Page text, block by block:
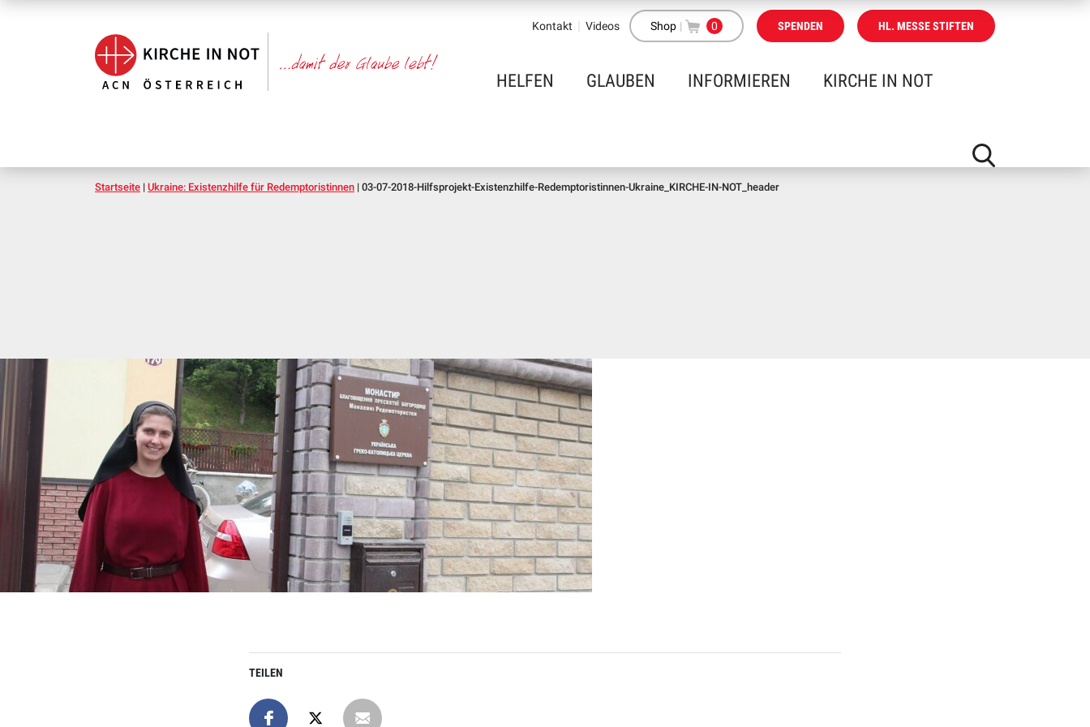
Kontakt Videos Shop | 0 SPENDEN HL. MESSE STIFTEN
HELFEN GLAUBEN INFORMIEREN KIRCHE IN NOT
Startseite | Ukraine: Existenzhilfe für Redemptoristinnen | 03-07-2018-Hilfsprojekt-Existenzhilfe-Redemptoristinnen-Ukraine_KIRCHE-IN-NOT_header
TEILEN